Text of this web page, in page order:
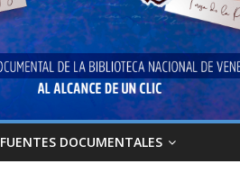
FUENTES DOCUMENTALES